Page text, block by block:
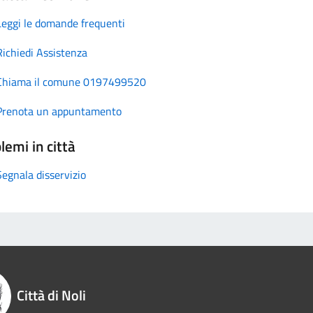
le domande frequenti
Assistenza
il comune 0197499520
un appuntamento
in città
disservizio
Città di Noli